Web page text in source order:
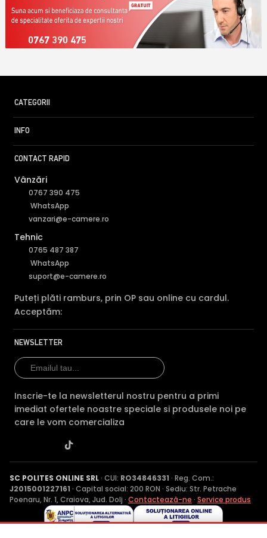
0767 390 475
CATEGORII
INFO
CONTACT RAPID
Vânzări
0767 390 475
WhatsApp
vanzari@e-camere.ro
Tehnic
0765 487 387
WhatsApp
suport@e-camere.ro
Puteți plăti ramburs, prin OP sau online cu cardul.
Acceptăm:
NEWSLETTER
Inscrie-te la newsletterul nostru pentru a primi
imediat ofertele noastre speciale si produsele noi pe
care le vom comercializa
SC POLITES ONLINE SRL· CUI: RO34846331 · Reg. Com.:
J2015001227161 · Capital social: 200 RON · Sediu: Str. Petrache
Poenaru, Nr. 1, Craiova, Jud. Dolj · Contactează-ne · Service produs